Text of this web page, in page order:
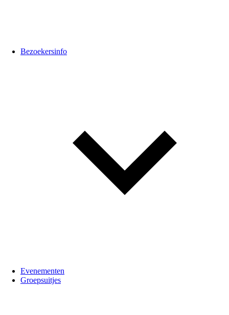
Bezoekersinfo
Evenementen
Groepsuitjes